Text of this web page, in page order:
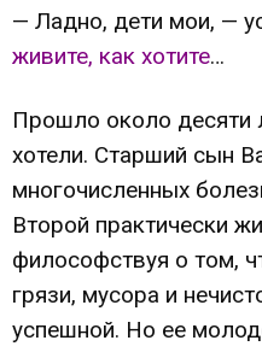
— Ладно, дети мои, —
живите, как хотите…
Прошло около десяти
хотели. Старший сын
многочисленных
Второй практически
философствуя о том,
грязи, мусора и
успешной. Но ее